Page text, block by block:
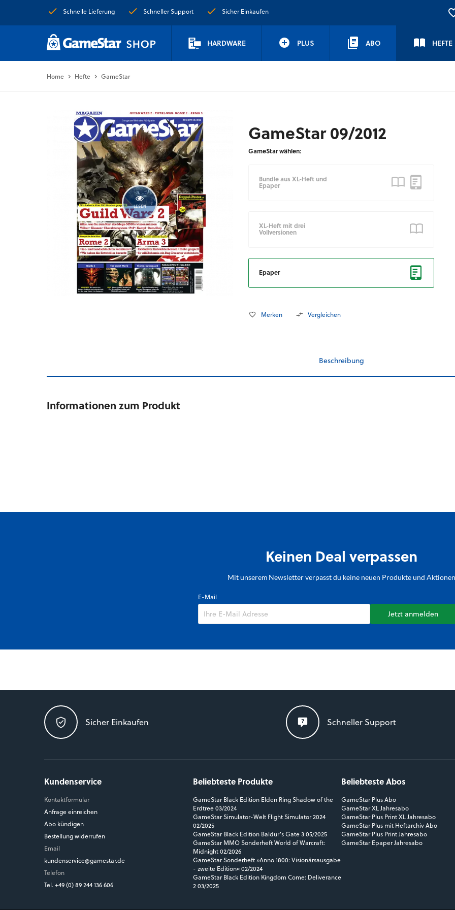
Schnelle Lieferung Schneller Support Sicher Einkaufen
HARDWARE PLUS ABO HEFTE
Home Hefte GameStar
LESEN
GameStar 09/2012
GameStar wählen:
Bundle aus XL-Heft und
Epaper
XL-Heft mit drei
Vollversionen
Epaper
Merken Vergleichen
Beschreibung
Informationen zum Produkt
Keinen Deal verpassen
Mit unserem Newsletter verpasst du keine neuen Produkte und Aktionen
E-Mail
Jetzt anmelden
Sicher Einkaufen Schneller Support
Kundenservice
Kontaktformular
Anfrage einreichen
Abo kündigen
Bestellung widerrufen
Email
kundenservice@gamestar.de
Telefon
Tel. +49 (0) 89 244 136 606
Beliebteste Produkte
GameStar Black Edition Elden Ring Shadow of the
Erdtree 03/2024
GameStar Simulator-Welt Flight Simulator 2024
02/2025
GameStar Black Edition Baldur's Gate 3 05/2025
GameStar MMO Sonderheft World of Warcraft:
Midnight 02/2026
GameStar Sonderheft »Anno 1800: Visionärsausgabe
- zweite Edition« 02/2024
GameStar Black Edition Kingdom Come: Deliverance
2 03/2025
Beliebteste Abos
GameStar Plus Abo
GameStar XL Jahresabo
GameStar Plus Print XL Jahresabo
GameStar Plus mit Heftarchiv Abo
GameStar Plus Print Jahresabo
GameStar Epaper Jahresabo